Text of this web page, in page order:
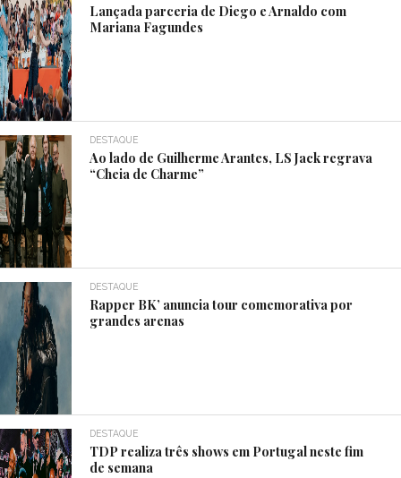
Lançada parceria de Diego e Arnaldo com
Mariana Fagundes
DESTAQUE
Ao lado de Guilherme Arantes, LS Jack regrava
“Cheia de Charme”
DESTAQUE
Rapper BK’ anuncia tour comemorativa por
grandes arenas
DESTAQUE
TDP realiza três shows em Portugal neste fim
de semana